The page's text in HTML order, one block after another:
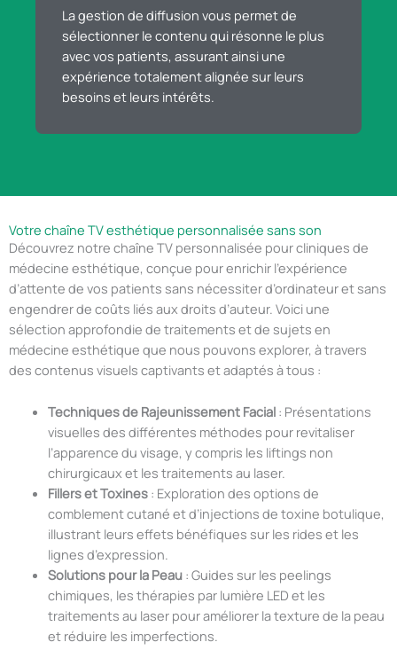
La gestion de diffusion vous permet de
sélectionner le contenu qui résonne le plus
avec vos patients, assurant ainsi une
expérience totalement alignée sur leurs
besoins et leurs intérêts.
Votre chaîne TV esthétique personnalisée sans son
Découvrez notre chaîne TV personnalisée pour cliniques de
médecine esthétique, conçue pour enrichir l’expérience
d’attente de vos patients sans nécessiter d’ordinateur et sans
engendrer de coûts liés aux droits d’auteur. Voici une
sélection approfondie de traitements et de sujets en
médecine esthétique que nous pouvons explorer, à travers
des contenus visuels captivants et adaptés à tous :
Techniques de Rajeunissement Facial: Présentations
visuelles des différentes méthodes pour revitaliser
l’apparence du visage, y compris les liftings non
chirurgicaux et les traitements au laser.
Fillers et Toxines: Exploration des options de
comblement cutané et d’injections de toxine botulique,
illustrant leurs effets bénéfiques sur les rides et les
lignes d’expression.
Solutions pour la Peau: Guides sur les peelings
chimiques, les thérapies par lumière LED et les
traitements au laser pour améliorer la texture de la peau
et réduire les imperfections.